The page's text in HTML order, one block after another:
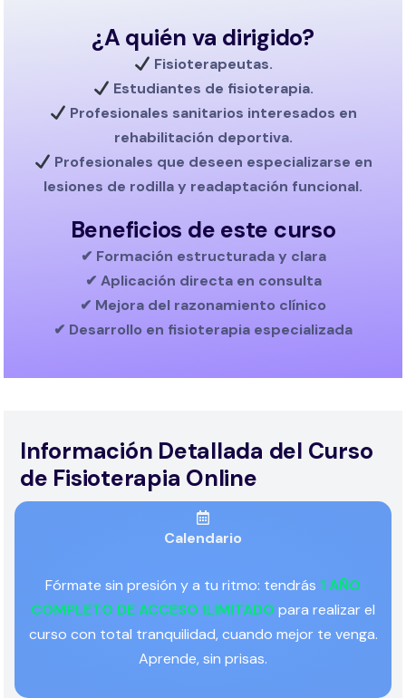
¿A quién va dirigido?
Fisioterapeutas.
Estudiantes de fisioterapia.
Profesionales sanitarios interesados en
rehabilitación deportiva.
Profesionales que deseen especializarse en
lesiones de rodilla y readaptación funcional.
Beneficios de este curso
✔ Formación estructurada y clara
✔ Aplicación directa en consulta
✔ Mejora del razonamiento clínico
✔ Desarrollo en fisioterapia especializada
Información Detallada del Curso
de Fisioterapia Online
Calendario
Fórmate sin presión y a tu ritmo: tendrás 1 AÑO
COMPLETO DE ACCESO ILIMITADO para realizar el
curso con total tranquilidad, cuando mejor te venga.
Aprende, sin prisas.